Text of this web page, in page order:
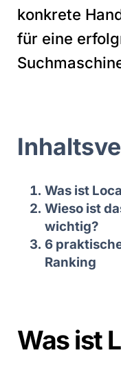
konkrete
für eine
Was ist
Wieso ist
wichtig?
6
Ranking
Was ist